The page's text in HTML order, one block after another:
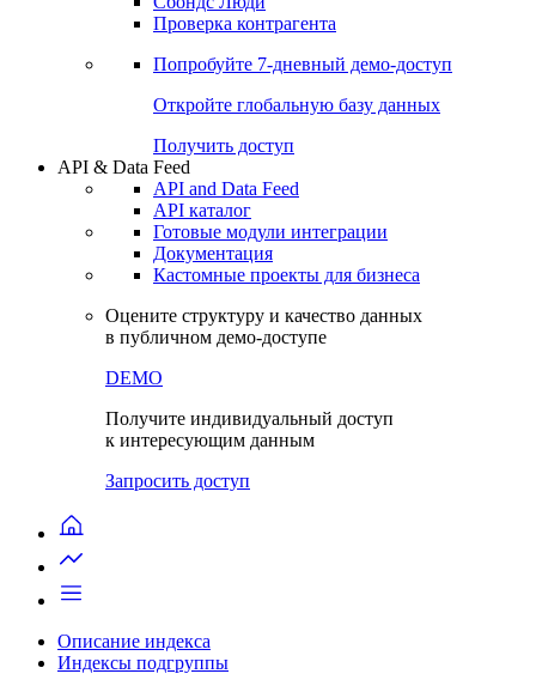
Проверка контрагента
Попробуйте 7-дневный демо-доступ
Откройте глобальную базу данных
Получить доступ
API & Data Feed
API and Data Feed
API каталог
Готовые модули интеграции
Документация
Кастомные проекты для бизнеса
Оцените структуру и качество данных
в публичном демо-доступе
DEMO
Получите индивидуальный доступ
к интересующим данным
Запросить доступ
Описание индекса
Индексы подгруппы